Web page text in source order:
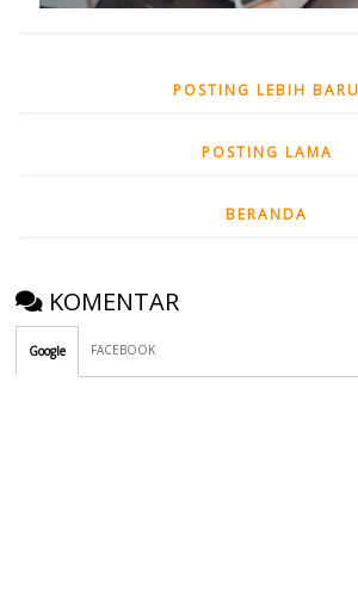
POSTING LEBIH BARU
POSTING LAMA
BERANDA
KOMENTAR
Google FACEBOOK